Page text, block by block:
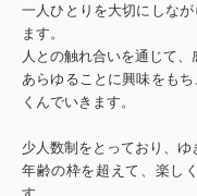
一人ひとりを大切にしな
ます。
人との触れ合いを通じて、
あらゆることに興味をも
くんでいきます。
少人数制をとっており、ゆ
年齢の枠を超えて、楽し